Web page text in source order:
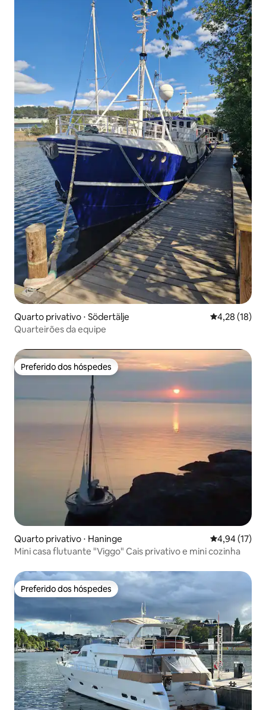
Quarto privativo ⋅ Södertälje 4,28 de uma
4,28 (18)
Quarteirões da equipe
Preferido dos hóspedes
Preferido dos hóspedes
Quarto privativo ⋅ Haninge 4,94 de uma
4,94 (17)
Mini casa flutuante "Viggo" Cais privativo e mini cozinha
Preferido dos hóspedes
Preferido dos hóspedes